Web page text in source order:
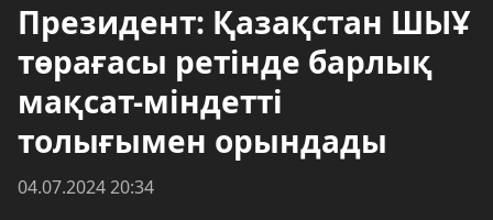
Президент: Қазақстан ШЫҰ
төрағасы ретінде барлық
мақсат-міндетті
толығымен орындады
04.07.2024 20:34